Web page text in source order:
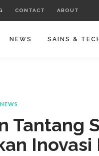
CONTACT ABOUT
NEWS SAINS &
NEWS
Tantang